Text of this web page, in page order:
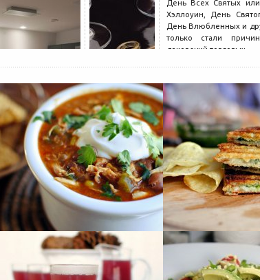
День Всех Святых
Хэллоуин, День
День Влюбленных и
только стали
декораций торговых...